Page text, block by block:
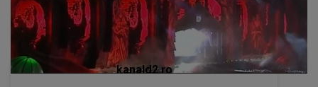
120 de milioane de euro